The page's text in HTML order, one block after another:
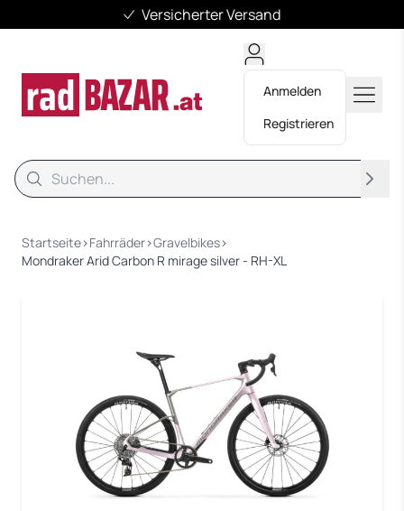
Versicherter Versand
Anmelden
Registrieren
Suche
Startseite›Fahrräder›Gravelbikes›
Mondraker Arid Carbon R mirage silver - RH-XL